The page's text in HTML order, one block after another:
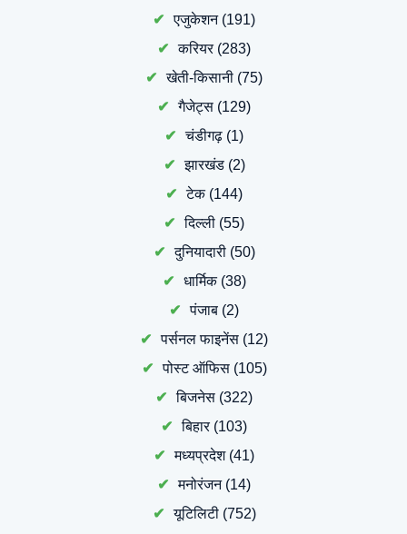
एजुकेशन(191)
करियर(283)
खेती-किसानी (75)
गैजेट्स (129)
चंडीगढ़ (1)
झारखंड(2)
टेक(144)
दिल्ली (55)
दुनियादारी(50)
धार्मिक(38)
पंजाब (2)
पर्सनल फाइनेंस (12)
पोस्ट ऑफिस(105)
बिजनेस (322)
बिहार(103)
मध्यप्रदेश(41)
मनोरंजन(14)
यूटिलिटी(752)